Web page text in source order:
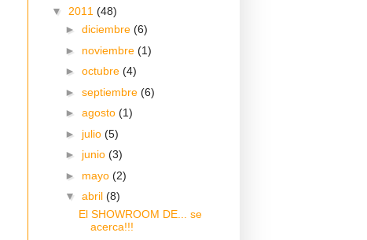
▼ 2011 (48)
► diciembre (6)
► noviembre (1)
► octubre (4)
► septiembre (6)
► agosto (1)
► julio (5)
► junio (3)
► mayo (2)
▼ abril (8)
El SHOWROOM DE... se
acerca!!!